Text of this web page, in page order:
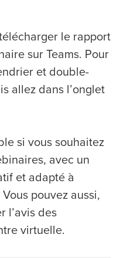
le rapport
sur Teams. Pour
et double-
allez dans l’onglet
si vous souhaitez
avec un
et adapté à
pouvez aussi,
l’avis des
virtuelle.